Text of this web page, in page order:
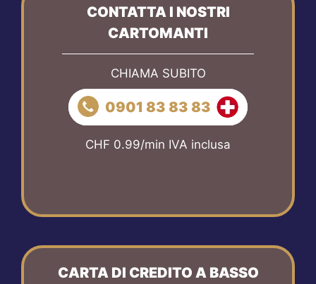
CONTATTA I NOSTRI
CARTOMANTI
CHIAMA SUBITO
0901 83 83 83
CHF 0.99/min IVA inclusa
CARTA DI CREDITO A BASSO